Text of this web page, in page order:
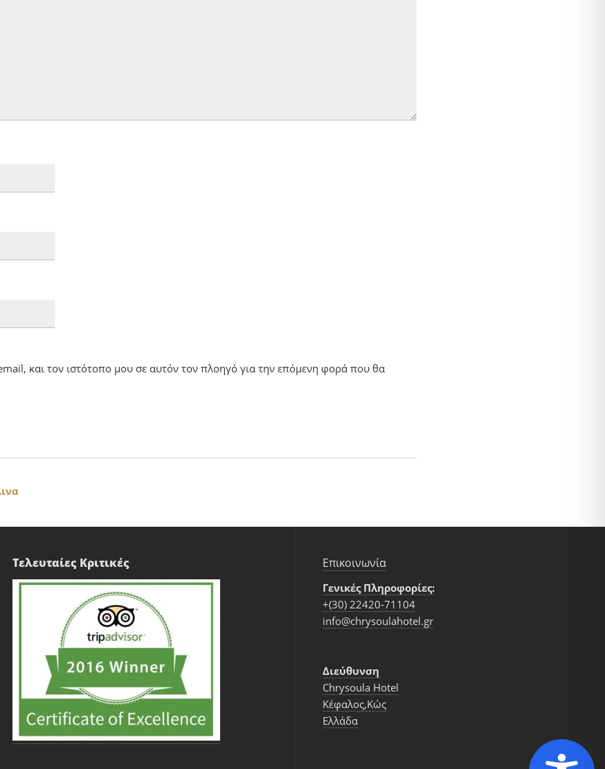
και τον ιστότοπο μου σε αυτόν τον πλοηγό για την επόμενη φορά που θα
Τελευταίες Κριτικές Επικοινωνία
Γενικές Πληροφορίες:
+(30) 22420-71104
info@chrysoulahotel.gr
Διεύθυνση
Chrysoula Hotel
Κέφαλος,Κώς
Ελλάδα